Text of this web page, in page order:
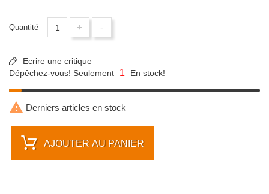
Quantité + -
Ecrire une critique
Dépêchez-vous! Seulement
1 En stock!
 Derniers articles en stock
AJOUTER AU PANIER